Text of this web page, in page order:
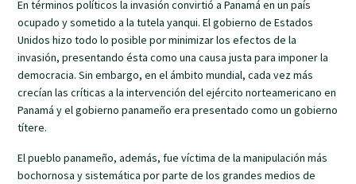
En términos políticos la invasión convirtió a Panamá en un país
ocupado y sometido a la tutela yanqui. El gobierno de Estados
Unidos hizo todo lo posible por minimizar los efectos de la
invasión, presentando ésta como una causa justa para imponer la
democracia. Sin embargo, en el ámbito mundial, cada vez más
crecían las críticas a la intervención del ejército norteamericano en
Panamá y el gobierno panameño era presentado como un gobierno
títere.
El pueblo panameño, además, fue víctima de la manipulación más
bochornosa y sistemática por parte de los grandes medios de